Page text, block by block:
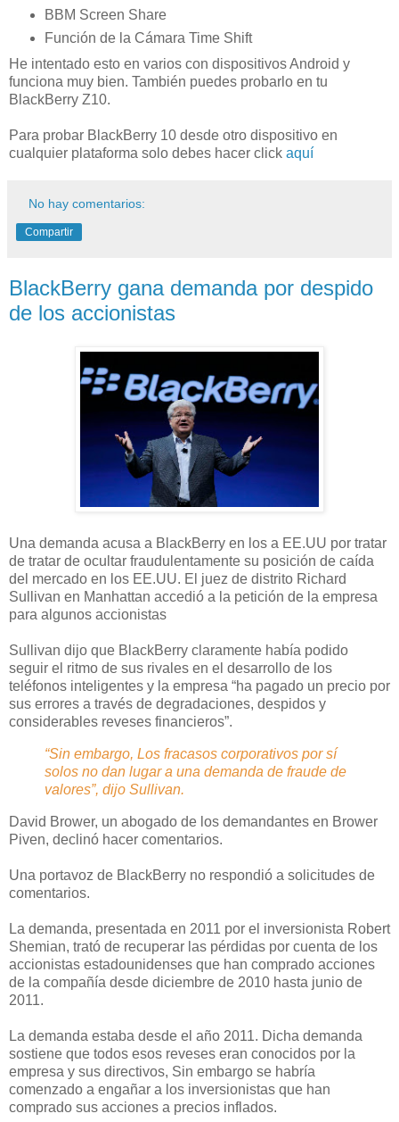
BBM Screen Share
Función de la Cámara Time Shift
He intentado esto en varios con dispositivos Android y
funciona muy bien. También puedes probarlo en tu
BlackBerry Z10.
Para probar BlackBerry 10 desde otro dispositivo en
cualquier plataforma solo debes hacer click aquí
No hay comentarios:
Compartir
BlackBerry gana demanda por despido
de los accionistas
Una demanda acusa a BlackBerry en los a EE.UU por tratar
de tratar de ocultar fraudulentamente su posición de caída
del mercado en los EE.UU. El juez de distrito Richard
Sullivan en Manhattan accedió a la petición de la empresa
para algunos accionistas
Sullivan dijo que BlackBerry claramente había podido
seguir el ritmo de sus rivales en el desarrollo de los
teléfonos inteligentes y la empresa “ha pagado un precio por
sus errores a través de degradaciones, despidos y
considerables reveses financieros”.
“Sin embargo, Los fracasos corporativos por sí
solos no dan lugar a una demanda de fraude de
valores”, dijo Sullivan.
David Brower, un abogado de los demandantes en Brower
Piven, declinó hacer comentarios.
Una portavoz de BlackBerry no respondió a solicitudes de
comentarios.
La demanda, presentada en 2011 por el inversionista Robert
Shemian, trató de recuperar las pérdidas por cuenta de los
accionistas estadounidenses que han comprado acciones
de la compañía desde diciembre de 2010 hasta junio de
2011.
La demanda estaba desde el año 2011. Dicha demanda
sostiene que todos esos reveses eran conocidos por la
empresa y sus directivos, Sin embargo se habría
comenzado a engañar a los inversionistas que han
comprado sus acciones a precios inflados.